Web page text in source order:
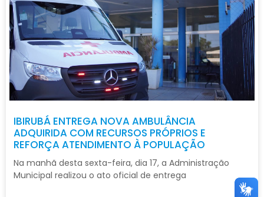
IBIRUBÁ ENTREGA NOVA AMBULÂNCIA
ADQUIRIDA COM RECURSOS PRÓPRIOS E
REFORÇA ATENDIMENTO À POPULAÇÃO
Na manhã desta sexta-feira, dia 17, a Administração
Municipal realizou o ato oficial de entrega